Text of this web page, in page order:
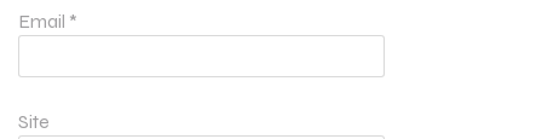
Email *
Site